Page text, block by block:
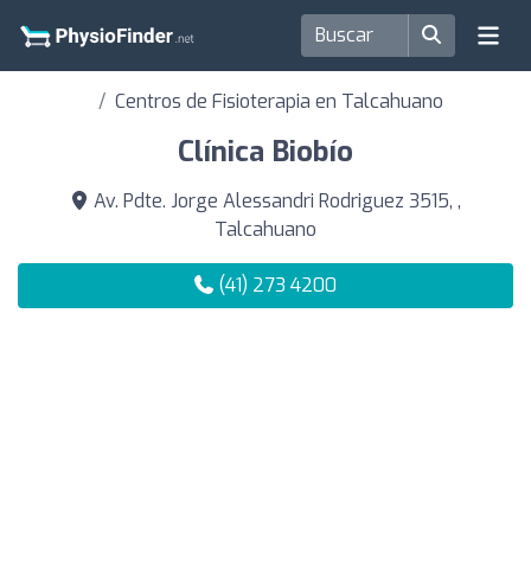
Centros de Fisioterapia en Talcahuano
Clínica Biobío
Av. Pdte. Jorge Alessandri Rodriguez 3515, ,
Talcahuano
(41) 273 4200